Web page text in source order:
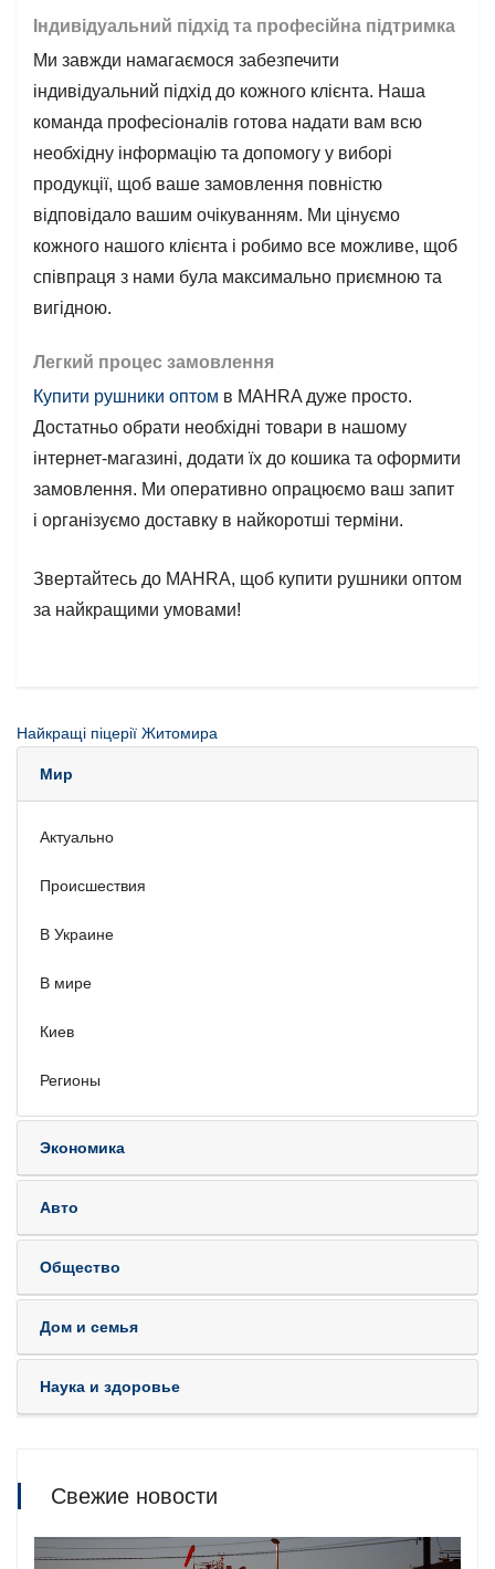
Індивідуальний підхід та професійна підтримка
Ми завжди намагаємося забезпечити
індивідуальний підхід до кожного клієнта. Наша
команда професіоналів готова надати вам всю
необхідну інформацію та допомогу у виборі
продукції, щоб ваше замовлення повністю
відповідало вашим очікуванням. Ми цінуємо
кожного нашого клієнта і робимо все можливе, щоб
співпраця з нами була максимально приємною та
вигідною.
Легкий процес замовлення
Купити рушники оптом в MAHRA дуже просто.
Достатньо обрати необхідні товари в нашому
інтернет-магазині, додати їх до кошика та оформити
замовлення. Ми оперативно опрацюємо ваш запит
і організуємо доставку в найкоротші терміни.
Звертайтесь до MAHRA, щоб купити рушники оптом
за найкращими умовами!
Найкращі піцерії Житомира
Мир
Актуально
Происшествия
В Украине
В мире
Киев
Регионы
Экономика
Авто
Общество
Дом и семья
Наука и здоровье
Свежие новости